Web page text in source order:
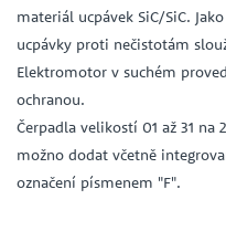
materiál ucpávek SiC/SiC.
ucpávky proti nečistotám
Elektromotor v suchém
ochranou.
Čerpadla velikostí 01 až 31
možno dodat včetně
označení písmenem "F".